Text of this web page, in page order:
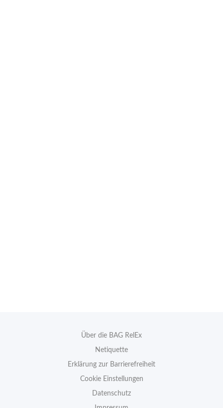
Über die BAG RelEx
Netiquette
Erklärung zur Barrierefreiheit
Cookie Einstellungen
Datenschutz